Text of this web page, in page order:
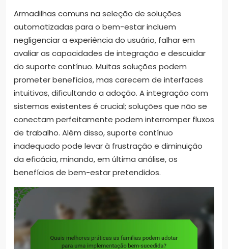
Armadilhas comuns na seleção de soluções
automatizadas para o bem-estar incluem
negligenciar a experiência do usuário, falhar em
avaliar as capacidades de integração e descuidar
do suporte contínuo. Muitas soluções podem
prometer benefícios, mas carecem de interfaces
intuitivas, dificultando a adoção. A integração com
sistemas existentes é crucial; soluções que não se
conectam perfeitamente podem interromper fluxos
de trabalho. Além disso, suporte contínuo
inadequado pode levar à frustração e diminuição
da eficácia, minando, em última análise, os
benefícios de bem-estar pretendidos.